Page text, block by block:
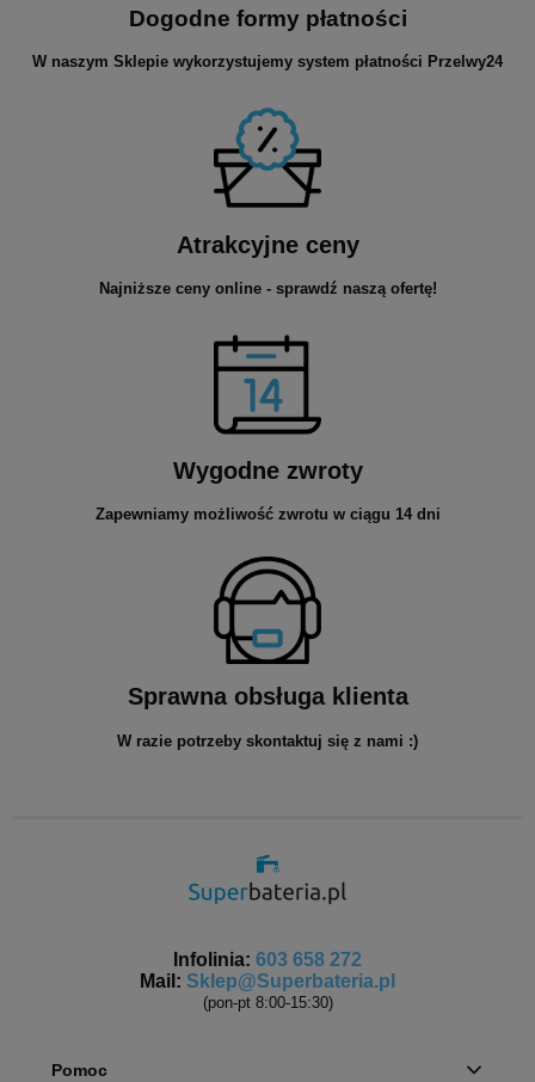
Dogodne formy płatności
W naszym Sklepie wykorzystujemy system płatności Przelwy24
Atrakcyjne ceny
Najniższe ceny online - sprawdź naszą ofertę!
Wygodne zwroty
Zapewniamy możliwość zwrotu w ciągu 14 dni
Sprawna obsługa klienta
W razie potrzeby skontaktuj się z nami :)
Infolinia: 603 658 272
Mail: Sklep@Superbateria.pl
(pon-pt 8:00-15:30)
Pomoc